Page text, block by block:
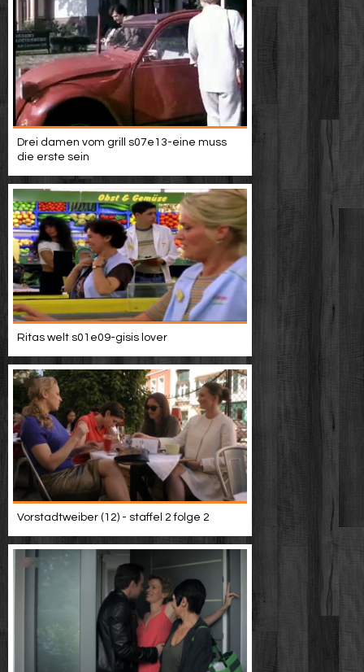
Drei damen vom grill s07e13-eine muss
die erste sein
Ritas welt s01e09-gisis lover
Vorstadtweiber (12) - staffel 2 folge 2